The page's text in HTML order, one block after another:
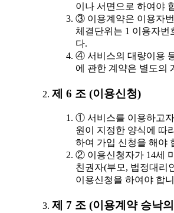
이나 서면으로 하여야
③ 이용계약은 이용자
체결단위는 1 이용자번
다.
④ 서비스의 대량이용
에 관한 계약은 별도의
제 6 조 (이용신청)
① 서비스를 이용하고
원이 지정한 양식에 따
하여 가입 신청을 해야
② 이용신청자가 14세
친권자(부모, 법정대리
이용신청을 하여야 합
제 7 조 (이용계약 승낙